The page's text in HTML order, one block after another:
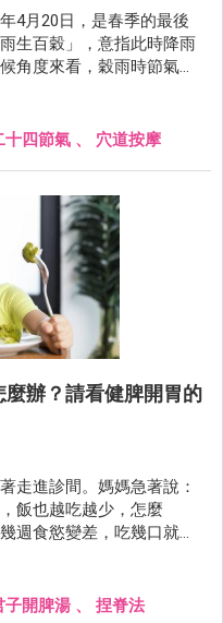
4月20日，是春季的最後
生百穀」，意指此時降雨
角度來看，穀雨時節氣溫
氣由春季的生發轉向夏季
要過渡期。
十四節氣 、 穴道按摩
辦？請看健脾開胃的
走進診間。媽媽急著說：
飯也越吃越少，怎麼
週食慾變差，吃幾口就說
時吃完還會嘔吐，讓爸媽
子開脾湯 、 捏脊法